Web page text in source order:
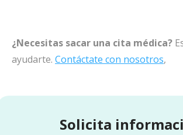
¿Necesitas sacar una cita médica?
ayudarte. Contáctate con nosotros,
Solicita